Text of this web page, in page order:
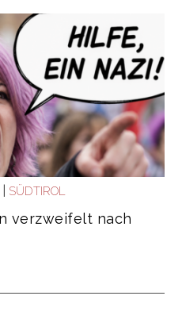
| SÜDTIROL
verzweifelt nach